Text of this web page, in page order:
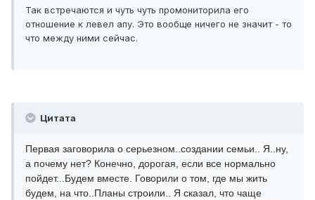
Так встречаются и чуть чуть промониторила его
отношение к левел апу. Это вообще ничего не значит - то
что между ними сейчас.
Цитата
Первая заговорила о серьезном..создании семьи.. Я..ну,
а почему нет? Конечно, дорогая, если все нормально
пойдет...Будем вместе. Говорили о том, где мы жить
будем, на что..Планы строили.. Я сказал, что чаще